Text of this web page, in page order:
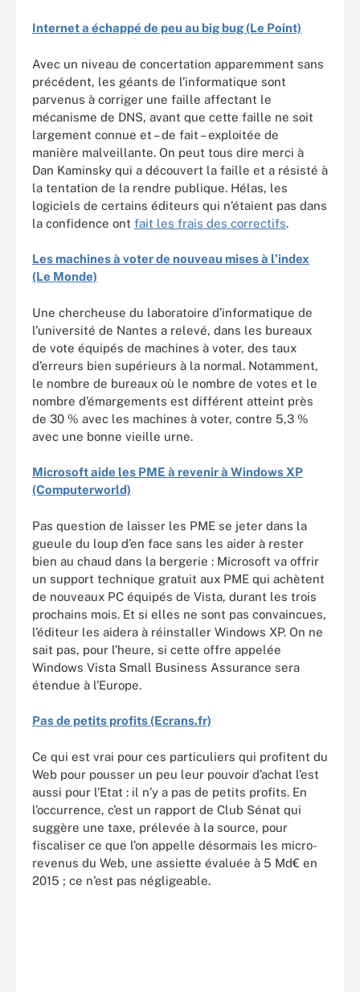
Internet a échappé de peu au big bug (Le Point)
Avec un niveau de concertation apparemment sans
précédent, les géants de l’informatique sont
parvenus à corriger une faille affectant le
mécanisme de DNS, avant que cette faille ne soit
largement connue et – de fait – exploitée de
manière malveillante. On peut tous dire merci à
Dan Kaminsky qui a découvert la faille et a résisté à
la tentation de la rendre publique. Hélas, les
logiciels de certains éditeurs qui n’étaient pas dans
la confidence ont fait les frais des correctifs.
Les machines à voter de nouveau mises à l’index
(Le Monde)
Une chercheuse du laboratoire d’informatique de
l’université de Nantes a relevé, dans les bureaux
de vote équipés de machines à voter, des taux
d’erreurs bien supérieurs à la normal. Notamment,
le nombre de bureaux où le nombre de votes et le
nombre d’émargements est différent atteint près
de 30 % avec les machines à voter, contre 5,3 %
avec une bonne vieille urne.
Microsoft aide les PME à revenir à Windows XP
(Computerworld)
Pas question de laisser les PME se jeter dans la
gueule du loup d’en face sans les aider à rester
bien au chaud dans la bergerie : Microsoft va offrir
un support technique gratuit aux PME qui achètent
de nouveaux PC équipés de Vista, durant les trois
prochains mois. Et si elles ne sont pas convaincues,
l’éditeur les aidera à réinstaller Windows XP. On ne
sait pas, pour l’heure, si cette offre appelée
Windows Vista Small Business Assurance sera
étendue à l’Europe.
Pas de petits profits (Ecrans.fr)
Ce qui est vrai pour ces particuliers qui profitent du
Web pour pousser un peu leur pouvoir d’achat l’est
aussi pour l’Etat : il n’y a pas de petits profits. En
l’occurrence, c’est un rapport de Club Sénat qui
suggère une taxe, prélevée à la source, pour
fiscaliser ce que l’on appelle désormais les micro-
revenus du Web, une assiette évaluée à 5 Md€ en
2015 ; ce n’est pas négligeable.